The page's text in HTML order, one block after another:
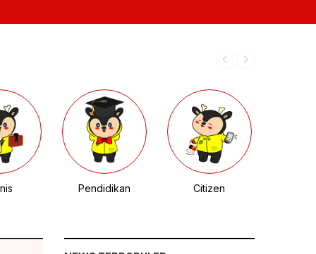
Pendidikan Citizen